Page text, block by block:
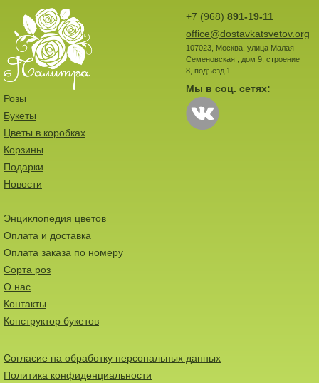
+7 (968) 891-19-11
office@dostavkatsvetov.org
107023, Москва, улица Малая
Семеновская , дом 9, строение
8, подъезд 1
Мы в соц. сетях:
Розы
Букеты
Цветы в коробках
Корзины
Подарки
Новости
Энциклопедия цветов
Оплата и доставка
Оплата заказа по номеру
Сорта роз
О нас
Контакты
Конструктор букетов
Согласие на обработку персональных данных
Политика конфиденциальности